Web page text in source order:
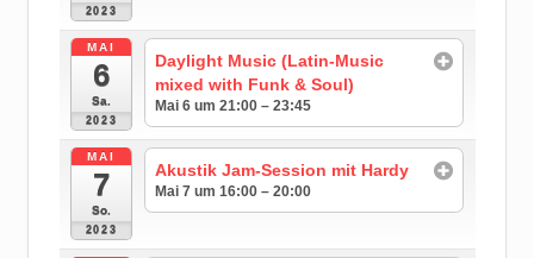
2023
MAI
6
Sa.
2023
Daylight Music (Latin-Music
mixed with Funk & Soul)
Mai 6 um 21:00 – 23:45
MAI
7
So.
2023
Akustik Jam-Session mit Hardy
Mai 7 um 16:00 – 20:00